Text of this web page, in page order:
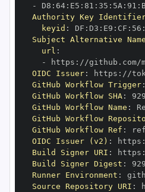
-
D8 : 64: E5 : 81 : 35 : 5A : 91 :
Authority Key
keyid : DF : D3 : E9 : CF : 56 :
Subject Alternative
url :
-
https : //github.com/
OIDC Issuer: https :
GitHub Workflow Trigger:
GitHub Workflow SHA:
GitHub Workflow Name :
GitHub Workflow
GitHub Workflow Ref :
OIDC Issuer (v2) : https :
Build Signer URI : https :
Build Signer Digest :
Runner Environment :
Source Repository URI :